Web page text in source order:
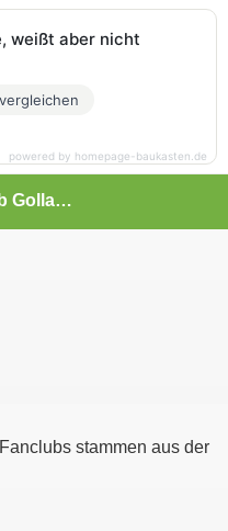
1.FCN Fanclub Gollachgau
stammen aus der
weißt aber nicht
powered by homepage-baukasten.de